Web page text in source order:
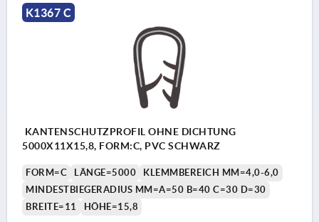
K1367 C
KANTENSCHUTZPROFIL OHNE DICHTUNG
5000X11X15,8, FORM:C, PVC SCHWARZ
FORM=C LÄNGE=5000
KLEMMBEREICH MM=4,0-6,0
MINDESTBIEGERADIUS MM=A=50 B=40 C=30 D=30
BREITE=11
HÖHE=15,8